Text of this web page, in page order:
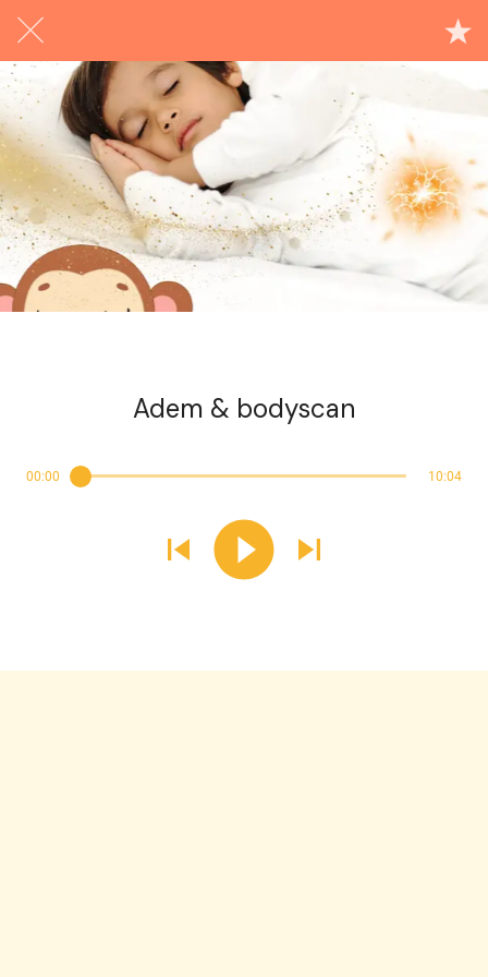
Adem & bodyscan
00:00 10:04